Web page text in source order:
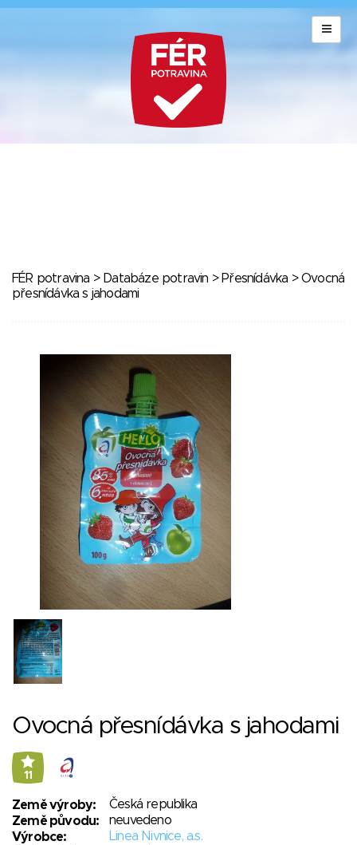
FÉR potravina > Databáze potravin > Přesnídávka > Ovocná
přesnídávka s jahodami
Ovocná přesnídávka s jahodami
11
Země výroby:
Česká republika
Země původu:
neuvedeno
Výrobce:
Linea Nivnice, a.s.